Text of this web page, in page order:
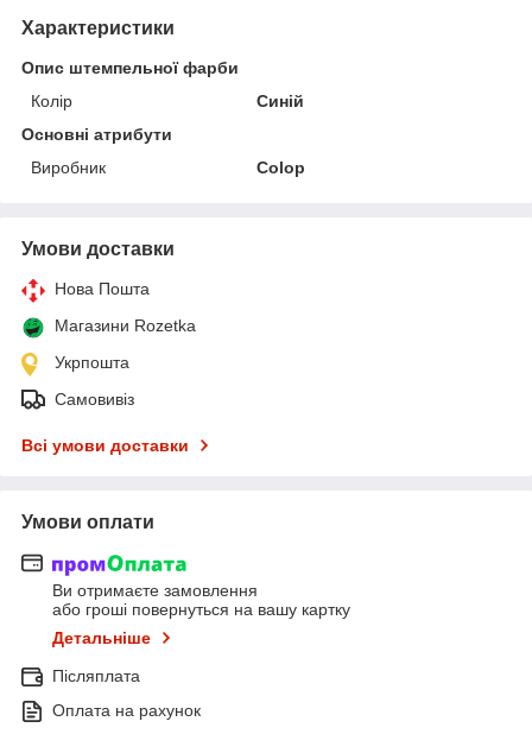
Характеристики
Опис штемпельної фарби
Колір
Синій
Основні атрибути
Виробник
Colop
Умови доставки
Нова Пошта
Магазини Rozetka
Укрпошта
Самовивіз
Всі умови доставки
Умови оплати
Ви отримаєте замовлення
або гроші повернуться на вашу картку
Детальніше
Післяплата
Оплата на рахунок